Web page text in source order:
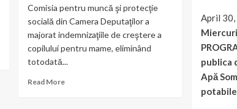
Comisia pentru muncă şi protecţie
socială din Camera Deputaţilor a
majorat indemnizaţiile de creştere a
copilului pentru mame, eliminând
totodată...
Read More
April
publica
Apă